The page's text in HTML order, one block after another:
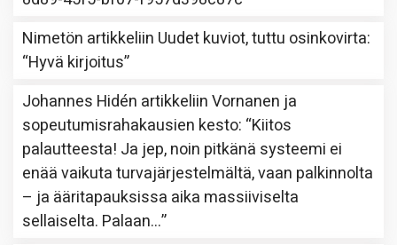
Nimetön artikkeliin Uudet kuviot, tuttu osinkovirta:
“Hyvä kirjoitus”
Johannes Hidén artikkeliinVornanen ja
sopeutumisrahakausien kesto: “Kiitos
palautteesta! Ja jep, noin pitkänä systeemi ei
enää vaikuta turvajärjestelmältä, vaan palkinnolta
– ja ääritapauksissa aika massiiviselta
sellaiselta. Palaan…”